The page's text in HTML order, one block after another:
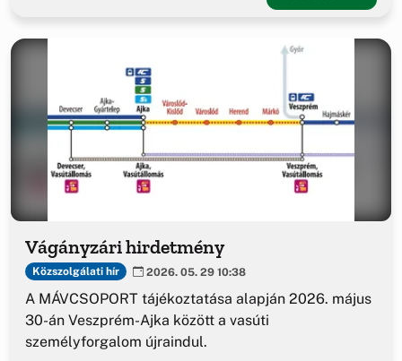
Vágányzári hirdetmény
Közszolgálati hír 2026. 05. 29 10:38
A MÁVCSOPORT tájékoztatása alapján 2026. május
30-án Veszprém-Ajka között a vasúti
személyforgalom újraindul.